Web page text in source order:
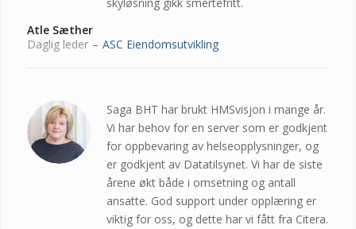
Atle Sæther
Daglig leder – ASC Eiendomsutvikling
Saga BHT har brukt HMSvisjon i mange år.
Vi har behov for en server som er godkjent
for oppbevaring av helseopplysninger, og
er godkjent av Datatilsynet. Vi har de siste
årene økt både i omsetning og antall
ansatte. God support under opplæring er
viktig for oss, og dette har vi fått fra Citera.